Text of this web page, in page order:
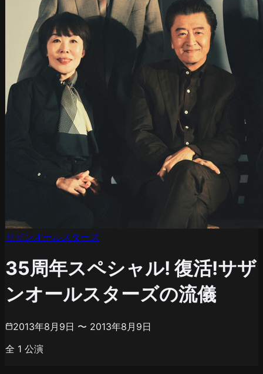
サザンオールスターズ
35周年スペシャル! 復活!サザ
ンオールスターズの流儀
2013年8月9日 〜 2013年8月9日
全 1 公演